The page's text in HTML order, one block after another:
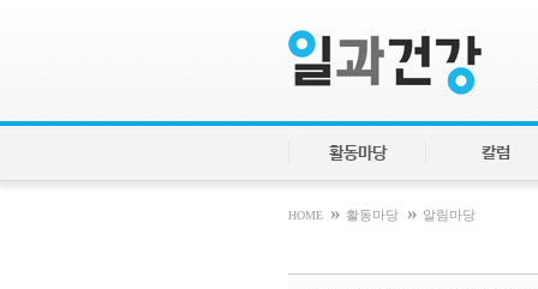
활동마당 칼럼
HOME » 활동마당 » 알림마당